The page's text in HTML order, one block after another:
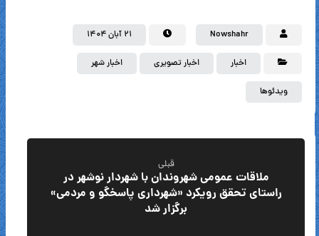
Nowshahr ۲۱ آبان ۱۴۰۴
اخبار اخبار تصویری اخبار شهر
ویدئوها
قبلی
ملاقات عمومی شهروندان با شهردار نوشهر در
راستای تحقق رویکرد «شهرداری پاسخگو و مردمی»
برگزار شد